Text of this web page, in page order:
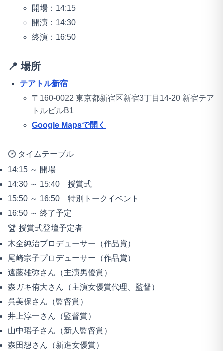
開場：14:15
開演：14:30
終演：16:50
📍 場所
テアトル新宿
〒160-0022 東京都新宿区新宿3丁目14-20 新宿テア
トルビルB1
Google Mapsで開く
🕑 タイムテーブル
14:15 ～ 開場
14:30 ～ 15:40 授賞式
15:50 ～ 16:50 特別トークイベント
16:50 ～ 終了予定
🏆 授賞式登壇予定者
木全純治プロデューサー（作品賞）
尾崎宗子プロデューサー（作品賞）
遠藤雄弥さん（主演男優賞）
森ガキ侑大さん（主演女優賞代理、監督）
呉美保さん（監督賞）
井上淳一さん（監督賞）
山中瑶子さん（新人監督賞）
森田想さん（新進女優賞）